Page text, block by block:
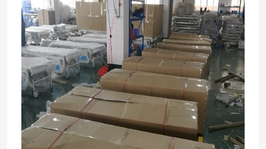
कारखाने का दौरा
गुणवत्ता नियंत्रण
हमसे संपर्क करें
समाचार